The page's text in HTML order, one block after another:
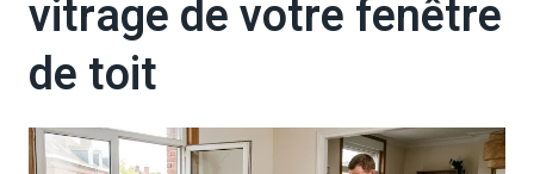
vitrage de votre fenêtre
de toit